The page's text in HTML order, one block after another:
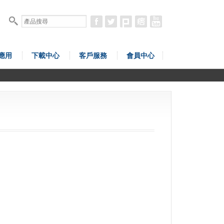
用 下載中心 客戶服務 會員中心